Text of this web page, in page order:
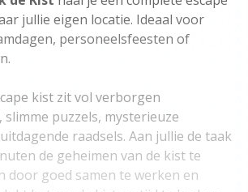
jullie eigen locatie. Ideaal voor
personeelsfeesten of
kist zit vol verborgen
puzzels, mysterieuze
raadsels. Aan jullie de taak
de geheimen van de kist te
door goed samen te werken en